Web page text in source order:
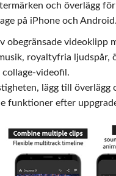
och överlägg
på iPhone och Android.
obegränsade videoklipp
royaltyfria ljudspår,
videofil.
lägg till överlägg
funktioner efter